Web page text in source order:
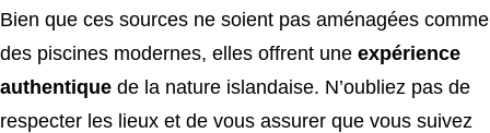
Bien que ces sources ne soient pas aménagées comme
des piscines modernes, elles offrent une expérience
authentique de la nature islandaise. N’oubliez pas de
respecter les lieux et de vous assurer que vous suivez